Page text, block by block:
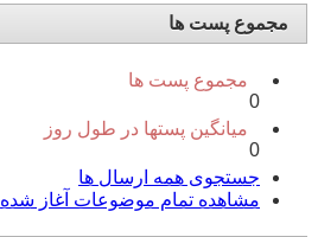
مجموع پست ها
مجموع پست ها
0
میانگین پستها در طول روز
0
جستجوی همه ارسال ها
مشاهده تمام موضوعات آغاز شده